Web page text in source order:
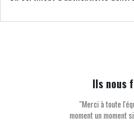
Ils nous
''Merci à toute
moment un moment